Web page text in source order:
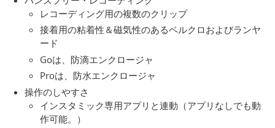
レコーディング用の複数のクリップ
接着用の粘着性＆磁気性のあるベルクロおよびランヤ
ード
Goは、防滴エンクロージャ
Proは、防水エンクロージャ
操作のしやすさ
インスタミック専用アプリと連動（アプリなしでも動
作可能。）